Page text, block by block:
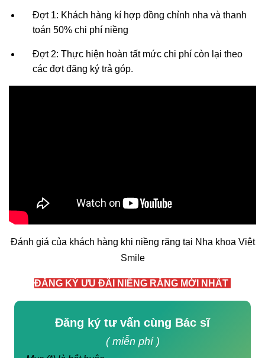
Đợt 1: Khách hàng kí hợp đồng chỉnh nha và thanh
toán 50% chi phí niềng
Đợt 2: Thực hiện hoàn tất mức chi phí còn lại theo
các đợt đăng ký trả góp.
Đánh giá của khách hàng khi niềng răng tại Nha khoa Việt
Smile
ĐĂNG KÝ ƯU ĐÃI NIỀNG RĂNG MỚI NHẤT
Đăng ký tư vấn cùng Bác sĩ
( miễn phí )